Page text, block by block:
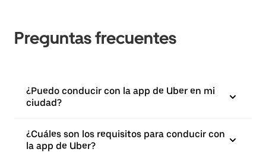
Preguntas frecuentes
¿Puedo conducir con la app de Uber en mi
ciudad?
¿Cuáles son los requisitos para conducir con
la app de Uber?